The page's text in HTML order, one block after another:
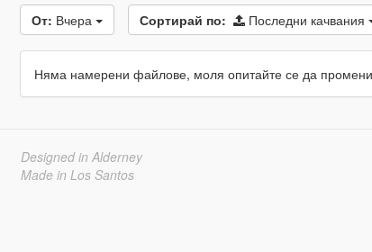
От: Вчера Сортирай по: Последни качвания
Няма намерени файлове, моля опитайте се да
Designed in Alderney
Made in Los Santos